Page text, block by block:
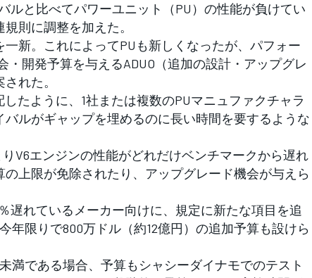
ルと比べてパワーユニット（PU）の性能が負けてい
則に調整を加えた。
新。これによってPUも新しくなったが、パフォー
・開発予算を与えるADUO（追加の設計・アップグレ
れた。
たように、1社または複数のPUマニュファクチャラ
ルがギャップを埋めるのに長い時間を要するような
V6エンジンの性能がどれだけベンチマークから遅れ
上限が免除されたり、アップグレード機会が与えら
遅れているメーカー向けに、規定に新たな項目を追
年限りで800万ドル（約12億円）の追加予算も設けら
満である場合、予算もシャシーダイナモでのテスト